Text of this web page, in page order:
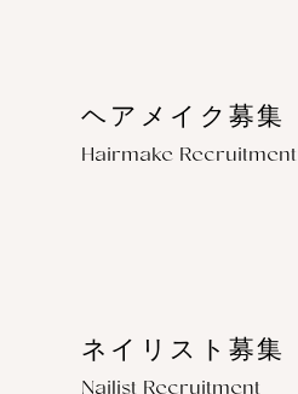
ヘアメイク募集
Hairmake Recruitment
ネイリスト募集